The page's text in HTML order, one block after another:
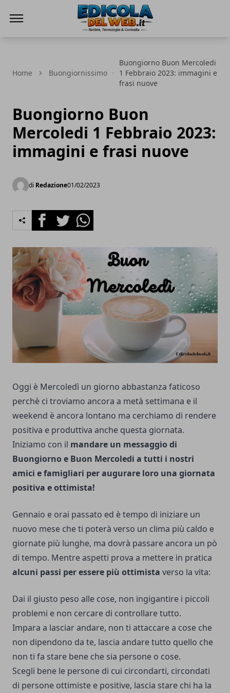
Home Buongiornissimo
Buongiorno Buon Mercoledi
1 Febbraio 2023: immagini e
frasi nuove
Buongiorno Buon
Mercoledi 1 Febbraio 2023:
immagini e frasi nuove
di Redazione01/02/2023
FacebookTwitterWhatsapp
Oggi è Mercoledì un giorno abbastanza faticoso
perchè ci troviamo ancora a metà settimana e il
weekend è ancora lontano ma cerchiamo di rendere
positiva e produttiva anche questa giornata.
Iniziamo con il mandare un messaggio di
Buongiorno e Buon Mercoledi a tutti i nostri
amici e famigliari per augurare loro una giornata
positiva e ottimista!
Gennaio e orai passato ed è tempo di iniziare un
nuovo mese che ti poterà verso un clima più caldo e
giornate più lunghe, ma dovrà passare ancora un pò
di tempo. Mentre aspetti prova a mettere in pratica
alcuni passi per essere più ottimista verso la vita:
Dai il giusto peso alle cose, non ingigantire i piccoli
problemi e non cercare di controllare tutto.
Impara a lasciar andare, non ti attaccare a cose che
non dipendono da te, lascia andare tutto quello che
non ti fa stare bene che sia persone o cose.
Scegli bene le persone di cui circondarti, circondati
di persone ottimiste e positive, lascia stare chi ha la